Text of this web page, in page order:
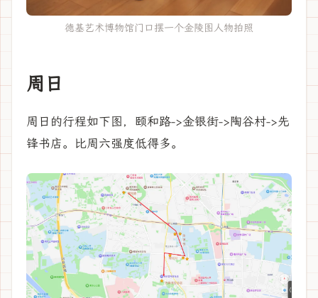
德基艺术博物馆门口摆一个金陵图人物拍照
周日
周日的行程如下图，颐和路->金银街->陶谷村->先
锋书店。比周六强度低得多。